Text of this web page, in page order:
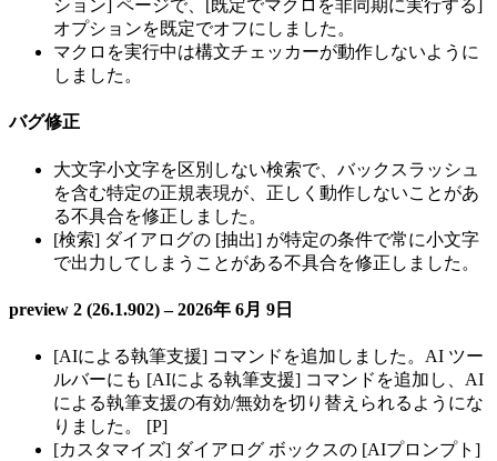
ション] ページで、[既定でマクロを非同期に実行する]
オプションを既定でオフにしました。
マクロを実行中は構文チェッカーが動作しないように
しました。
バグ修正
大文字小文字を区別しない検索で、バックスラッシュ
を含む特定の正規表現が、正しく動作しないことがあ
る不具合を修正しました。
[検索] ダイアログの [抽出] が特定の条件で常に小文字
で出力してしまうことがある不具合を修正しました。
preview 2 (26.1.902) – 2026年 6月 9日
[AIによる執筆支援] コマンドを追加しました。AI ツー
ルバーにも [AIによる執筆支援] コマンドを追加し、AI
による執筆支援の有効/無効を切り替えられるようにな
りました。 [P]
[カスタマイズ] ダイアログ ボックスの [AIプロンプト]